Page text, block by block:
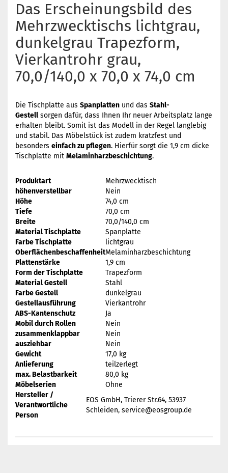
Das Erscheinungsbild des
Mehrzwecktischs lichtgrau,
dunkelgrau Trapezform,
Vierkantrohr grau,
70,0/140,0 x 70,0 x 74,0 cm
Die Tischplatte aus Spanplatten und das Stahl-
Gestell sorgen dafür, dass Ihnen Ihr neuer Arbeitsplatz lange
erhalten bleibt. Somit ist das Modell in der Regel langlebig
und stabil. Das Möbelstück ist zudem kratzfest und
besonders einfach zu pflegen. Hierfür sorgt die 1,9 cm dicke
Tischplatte mit Melaminharzbeschichtung.
Produktart
Mehrzwecktisch
höhenverstellbar
Nein
Höhe
74,0 cm
Tiefe
70,0 cm
Breite
70,0/140,0 cm
Material Tischplatte
Spanplatte
Farbe Tischplatte
lichtgrau
OberflächenbeschaffenheitMelaminharzbeschichtung
Plattenstärke
1,9 cm
Form der Tischplatte
Trapezform
Material Gestell
Stahl
Farbe Gestell
dunkelgrau
Gestellausführung
Vierkantrohr
ABS-Kantenschutz
Ja
Mobil durch Rollen
Nein
zusammenklappbar
Nein
ausziehbar
Nein
Gewicht
17,0 kg
Anlieferung
teilzerlegt
max. Belastbarkeit
80,0 kg
Möbelserien
Ohne
Hersteller /
Verantwortliche
Person
EOS GmbH, Trierer Str.64, 53937
Schleiden, service@eosgroup.de